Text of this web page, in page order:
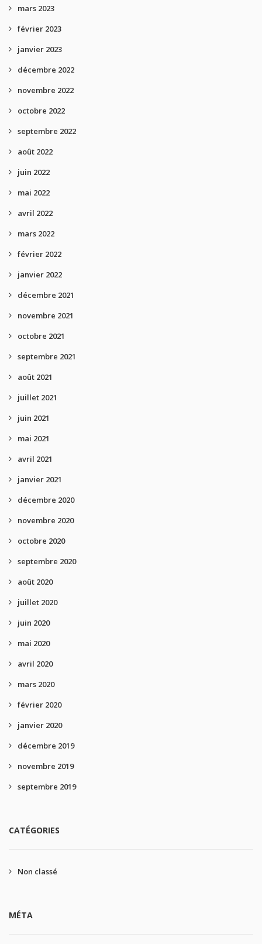
mars 2023
février 2023
janvier 2023
décembre 2022
novembre 2022
octobre 2022
septembre 2022
août 2022
juin 2022
mai 2022
avril 2022
mars 2022
février 2022
janvier 2022
décembre 2021
novembre 2021
octobre 2021
septembre 2021
août 2021
juillet 2021
juin 2021
mai 2021
avril 2021
janvier 2021
décembre 2020
novembre 2020
octobre 2020
septembre 2020
août 2020
juillet 2020
juin 2020
mai 2020
avril 2020
mars 2020
février 2020
janvier 2020
décembre 2019
novembre 2019
septembre 2019
CATÉGORIES
Non classé
MÉTA